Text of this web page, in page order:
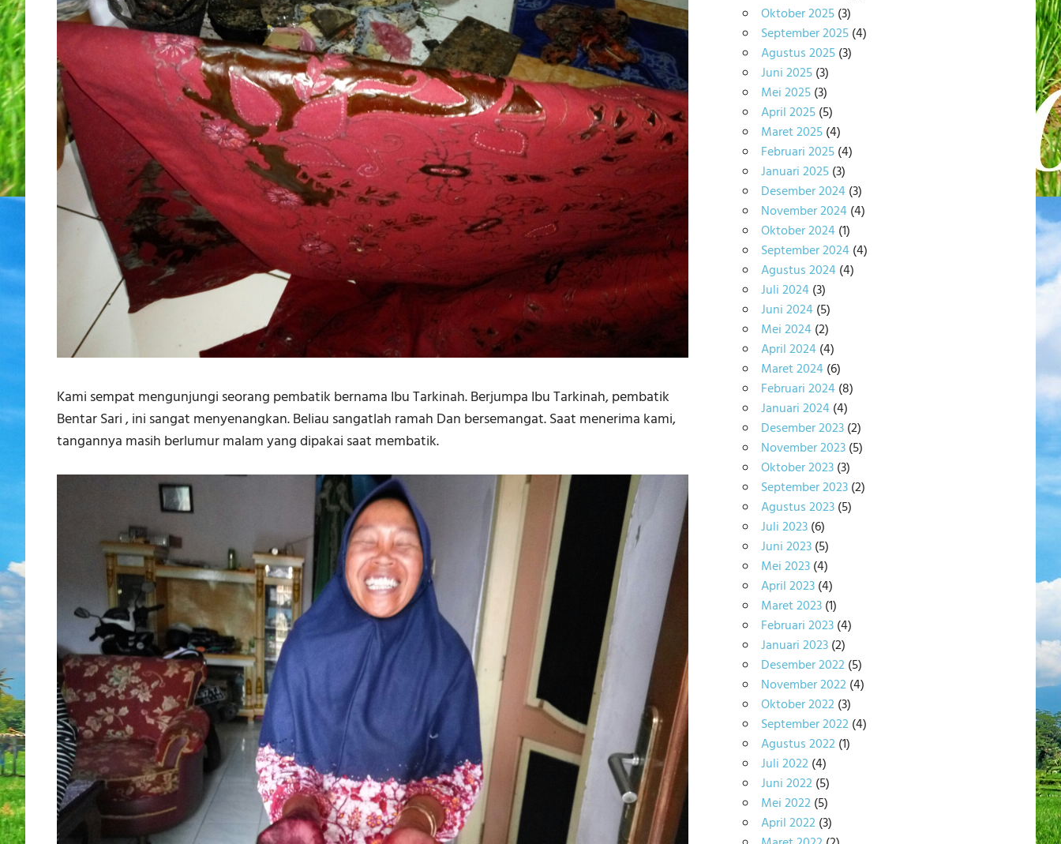
Kami sempat mengunjungi seorang pembatik bernama Ibu Tarkinah. Berjumpa Ibu Tarkinah, pembatik
Bentar Sari , ini sangat menyenangkan. Beliau sangatlah ramah Dan bersemangat. Saat menerima kami,
tangannya masih berlumur malam yang dipakai saat membatik.
Oktober 2025(3)
September 2025(4)
Agustus 2025(3)
Juni 2025(3)
Mei 2025(3)
April 2025(5)
Maret 2025(4)
Februari 2025(4)
Januari 2025(3)
Desember 2024(3)
November 2024(4)
Oktober 2024(1)
September 2024(4)
Agustus 2024(4)
Juli 2024(3)
Juni 2024(5)
Mei 2024(2)
April 2024(4)
Maret 2024(6)
Februari 2024(8)
Januari 2024(4)
Desember 2023(2)
November 2023(5)
Oktober 2023(3)
September 2023(2)
Agustus 2023(5)
Juli 2023(6)
Juni 2023(5)
Mei 2023(4)
April 2023(4)
Maret 2023(1)
Februari 2023(4)
Januari 2023(2)
Desember 2022(5)
November 2022(4)
Oktober 2022(3)
September 2022(4)
Agustus 2022(1)
Juli 2022(4)
Juni 2022(5)
Mei 2022(5)
April 2022(3)